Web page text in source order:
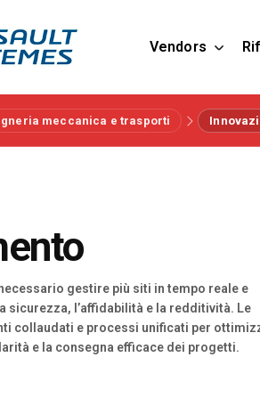
Vendors
meccanica e trasporti
gestire più siti in tempo reale e
sicurezza, l’affidabilità e la redditività. Le
collaudati e processi unificati per
e la consegna efficace dei progetti.